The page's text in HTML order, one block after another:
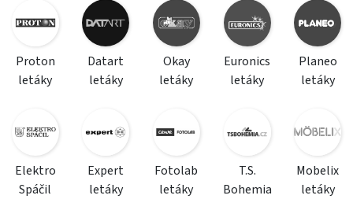
Proton
letáky
Datart
letáky
Okay
letáky
Euronics
letáky
Planeo
letáky
Elektro
Spáčil
Expert
letáky
Fotolab
letáky
T.S.
Bohemia
Mobelix
letáky